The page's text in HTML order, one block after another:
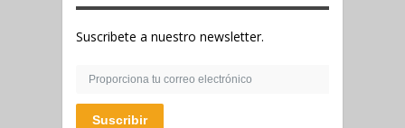
Suscribete a nuestro newsletter.
Suscribir